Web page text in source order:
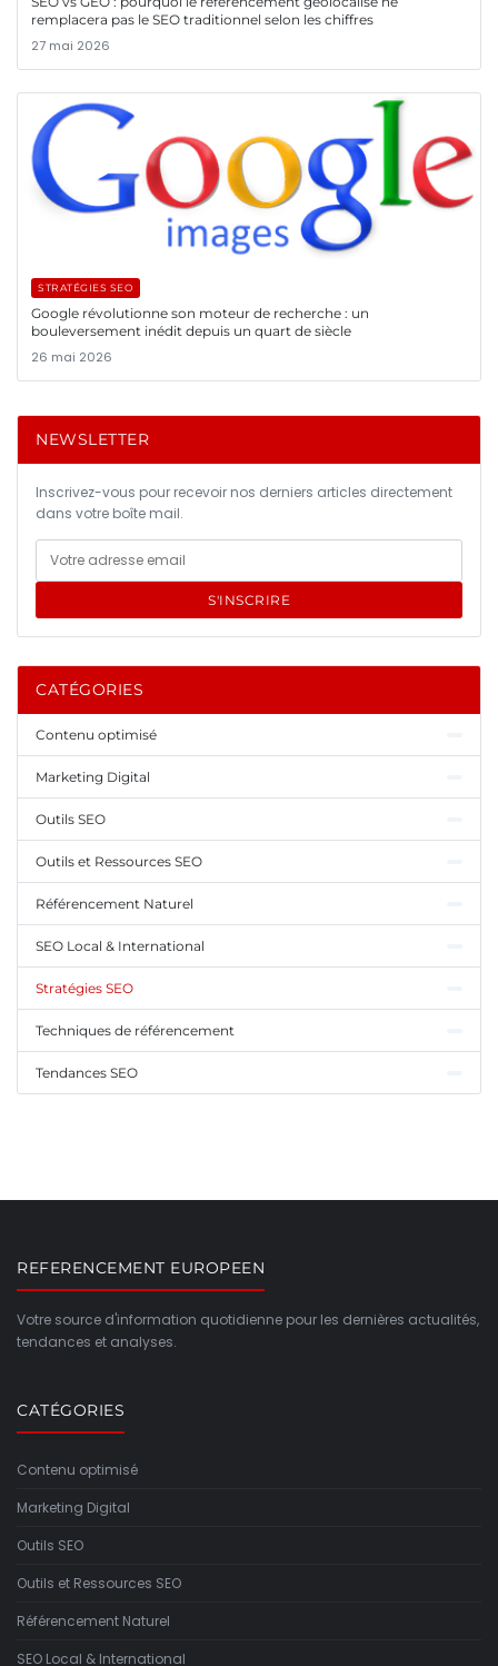
remplacera pas le SEO traditionnel selon les chiffres
27 mai 2026
STRATÉGIES SEO
Google révolutionne son moteur de recherche : un
bouleversement inédit depuis un quart de siècle
26 mai 2026
NEWSLETTER
Inscrivez-vous pour recevoir nos derniers articles directement
dans votre boîte mail.
S'INSCRIRE
CATÉGORIES
Contenu optimisé
Marketing Digital
Outils SEO
Outils et Ressources SEO
Référencement Naturel
SEO Local & International
Stratégies SEO
Techniques de référencement
Tendances SEO
REFERENCEMENT EUROPEEN
Votre source d'information quotidienne pour les dernières actualités,
tendances et analyses.
CATÉGORIES
Contenu optimisé
Marketing Digital
Outils SEO
Outils et Ressources SEO
Référencement Naturel
SEO Local & International